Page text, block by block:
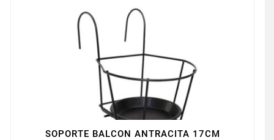
SOPORTE BALCON ANTRACITA 17CM